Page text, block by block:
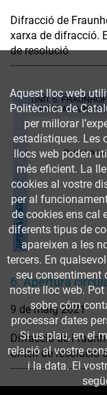
Difracció de
xarxa de difracció.
de resolució
6. Apertura
9 de maig 2021
Difracció de
Criteri de resolució
Aquest lloc web
Politècnica de
per millorar
estadístiques. Les
llocs web poden
més eficient. La
cookies al vostre
per al
de cookies ens cal
diferents tipus de
apareixen a les
tercers. En
seu consentiment
nostre lloc web.
sobre cóm
processar dates
Si us plau, en el
relació al vostre
i la data. El